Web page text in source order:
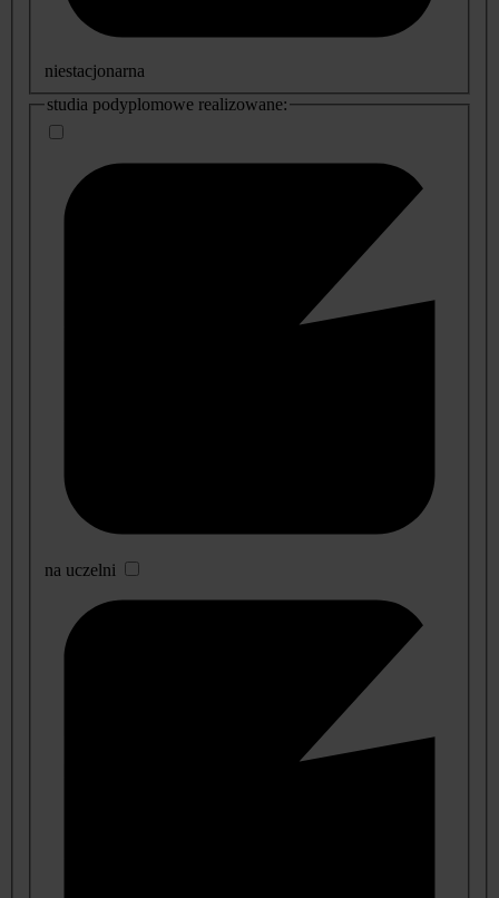
niestacjonarna
studia podyplomowe realizowane:
na uczelni